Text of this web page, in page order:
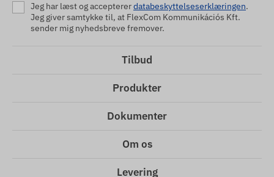
Jeg har læst og acceptererdatabeskyttelseserklæringen.
Jeg giver samtykke til, at FlexCom Kommunikációs Kft.
sender mig nyhedsbreve fremover.
Tilbud
Produkter
Dokumenter
Om os
Levering